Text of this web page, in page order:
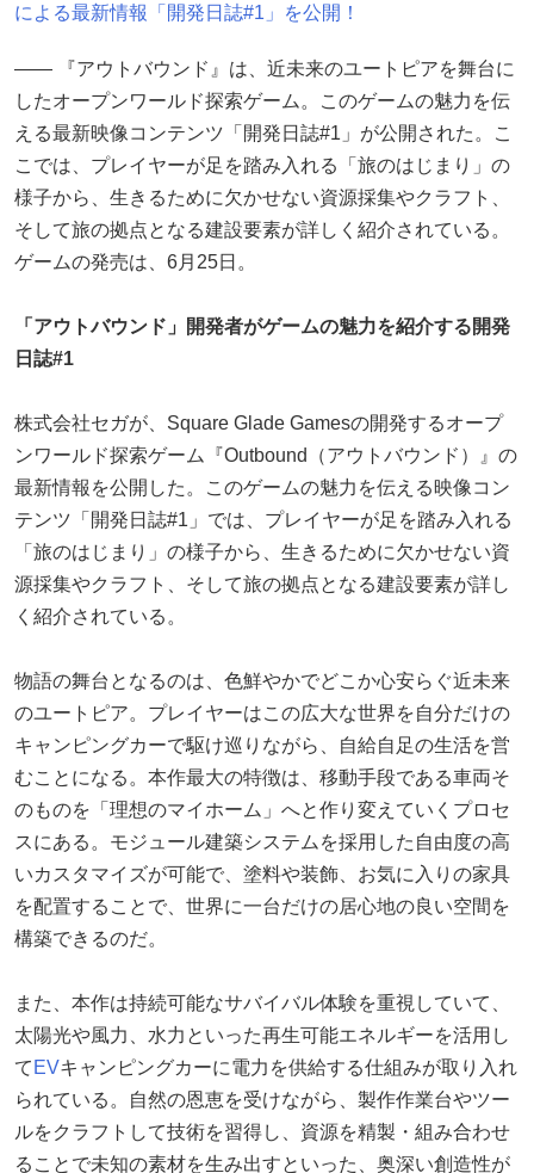
による最新情報「開発日誌#1」を公開！
―― 『アウトバウンド』は、近未来のユートピアを舞台に
したオープンワールド探索ゲーム。このゲームの魅力を伝
える最新映像コンテンツ「開発日誌#1」が公開された。こ
こでは、プレイヤーが足を踏み入れる「旅のはじまり」の
様子から、生きるために欠かせない資源採集やクラフト、
そして旅の拠点となる建設要素が詳しく紹介されている。
ゲームの発売は、6月25日。
「アウトバウンド」開発者がゲームの魅力を紹介する開発
日誌#1
株式会社セガが、Square Glade Gamesの開発するオープ
ンワールド探索ゲーム『Outbound（アウトバウンド）』の
最新情報を公開した。このゲームの魅力を伝える映像コン
テンツ「開発日誌#1」では、プレイヤーが足を踏み入れる
「旅のはじまり」の様子から、生きるために欠かせない資
源採集やクラフト、そして旅の拠点となる建設要素が詳し
く紹介されている。
物語の舞台となるのは、色鮮やかでどこか心安らぐ近未来
のユートピア。プレイヤーはこの広大な世界を自分だけの
キャンピングカーで駆け巡りながら、自給自足の生活を営
むことになる。本作最大の特徴は、移動手段である車両そ
のものを「理想のマイホーム」へと作り変えていくプロセ
スにある。モジュール建築システムを採用した自由度の高
いカスタマイズが可能で、塗料や装飾、お気に入りの家具
を配置することで、世界に一台だけの居心地の良い空間を
構築できるのだ。
また、本作は持続可能なサバイバル体験を重視していて、
太陽光や風力、水力といった再生可能エネルギーを活用し
て EVキャンピングカーに電力を供給する仕組みが取り入れ
られている。自然の恩恵を受けながら、製作作業台やツー
ルをクラフトして技術を習得し、資源を精製・組み合わせ
ることで未知の素材を生み出すといった、奥深い創造性が